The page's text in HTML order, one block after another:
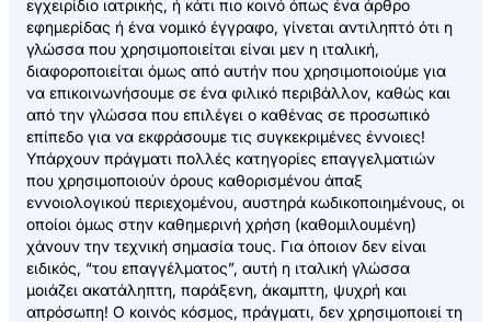
εγχειρίδιο ιατρικής, ή κάτι πιο κοινό όπως ένα άρθρο
εφημερίδας ή ένα νομικό έγγραφο, γίνεται αντιληπτό ότι η
γλώσσα που χρησιμοποιείται είναι μεν η ιταλική,
διαφοροποιείται όμως από αυτήν που χρησιμοποιούμε για
να επικοινωνήσουμε σε ένα φιλικό περιβάλλον, καθώς και
από την γλώσσα που επιλέγει ο καθένας σε προσωπικό
επίπεδο για να εκφράσουμε τις συγκεκριμένες έννοιες!
Υπάρχουν πράγματι πολλές κατηγορίες επαγγελματιών
που χρησιμοποιούν όρους καθορισμένου άπαξ
εννοιολογικού περιεχομένου, αυστηρά κωδικοποιημένους, οι
οποίοι όμως στην καθημερινή χρήση (καθομιλουμένη)
χάνουν την τεχνική σημασία τους. Για όποιον δεν είναι
ειδικός, “του επαγγέλματος”, αυτή η ιταλική γλώσσα
μοιάζει ακατάληπτη, παράξενη, άκαμπτη, ψυχρή και
απρόσωπη! Ο κοινός κόσμος, πράγματι, δεν χρησιμοποιεί τη